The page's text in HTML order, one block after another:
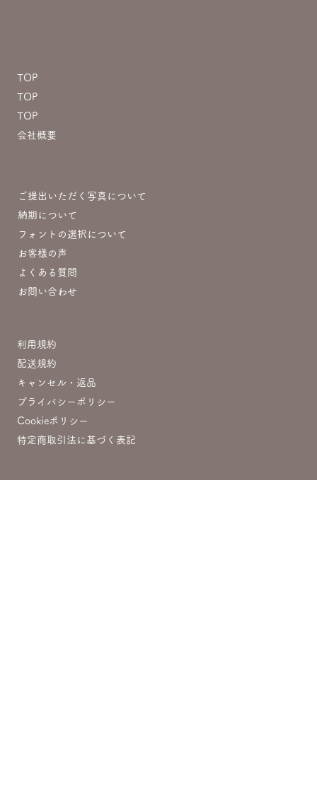
TOP
TOP
TOP
会社概要
ご提出いただく写真について
納期について
フォントの選択について
お客様の声
よくある質問
お問い合わせ
利用規約
配送規約
キャンセル・返品
プライバシーポリシー
Cookieポリシー
特定商取引法に基づく表記